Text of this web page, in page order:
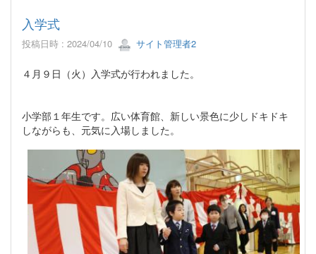
入学式
投稿日時 : 2024/04/10 サイト管理者2
４月９日（火）入学式が行われました。
小学部１年生です。広い体育館、新しい景色に少しドキドキ
しながらも、元気に入場しました。